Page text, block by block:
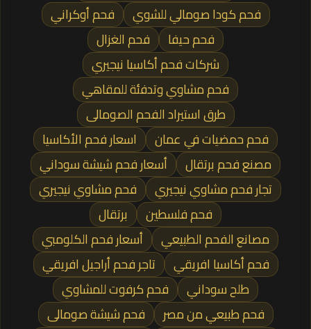
فحم كودا صومالي للشوي
فحم أوكراني
فحم حيفا
فحم الغزال
شركات فحم أكاسيا نيجيري
فحم مشاوي وتدفئة للمقاهي
طرق استيراد الفحم الصومالى
فحم حمضيات في عمان
اسعار فحم الأكاسيا
مصنع فحم برتقال
أسعار فحم شيشة سوداني
تجار فحم مشاوي نيجيري
فحم مشاوي نيجيري
فحم فلسطين
برتقال
مصانع الفحم الطبيعي
أسعار فحم الكلومبي
فحم أكاسيا افريقي
تاجر فحم أراجيل افريقي
طلح سوداني
فحم كرفوت للمشاوي
فحم طبيعي من مصر
فحم شيشة صومالى